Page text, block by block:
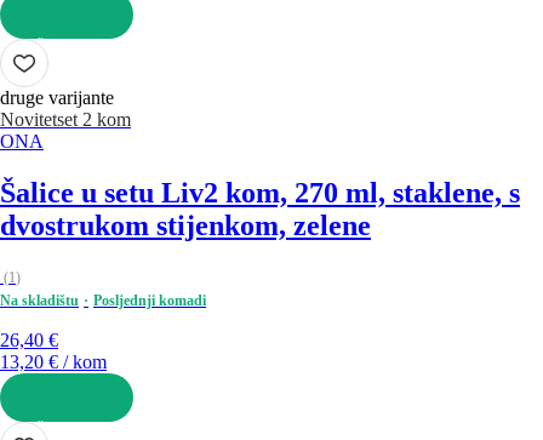
U KOŠARICU
druge varijante
Novitetset 2 kom
ONA
Šalice u setu Liv2 kom, 270 ml, staklene, s
dvostrukom stijenkom, zelene
(1)
Na skladištu
Posljednji komadi
26,40 €
13,20 € / kom
U KOŠARICU